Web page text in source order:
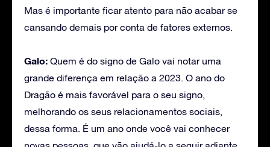
Mas é importante ficar atento para não acabar se
cansando demais por conta de fatores externos.
Galo: Quem é do signo de Galo vai notar uma
grande diferença em relação a 2023. O ano do
Dragão é mais favorável para o seu signo,
melhorando os seus relacionamentos sociais,
dessa forma. É um ano onde você vai conhecer